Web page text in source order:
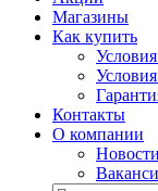
Магазины
Как купить
Контакты
О компании
Новости